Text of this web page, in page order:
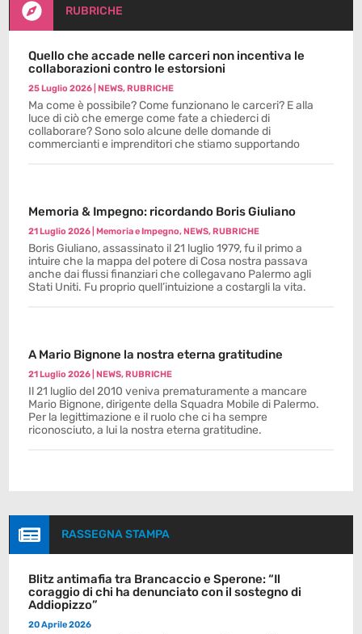
 RUBRICHE
Quello che accade nelle carceri non incentiva le
collaborazioni contro le estorsioni
25 Luglio 2026 NEWS, RUBRICHE
Ma come è possibile? Come funzionano le carceri? E alla
luce di ciò che emerge come fate a chiederci di
collaborare? Sono solo alcune delle domande di
commercianti e imprenditori che stiamo supportando
Memoria & Impegno: ricordando Boris Giuliano
21 Luglio 2026 Memoria e Impegno, NEWS, RUBRICHE
Boris Giuliano, assassinato il 21 luglio 1979, fu il primo a
intuire che la mappa del potere di Cosa nostra passava
anche dai flussi finanziari che collegavano Palermo agli
Stati Uniti. Fu proprio quell’intuizione a costargli la vita.
A Mario Bignone la nostra eterna gratitudine
21 Luglio 2026 NEWS, RUBRICHE
Il 21 luglio del 2010 veniva prematuramente a mancare
Mario Bignone, dirigente della Squadra Mobile di Palermo.
Per la legittimazione e il ruolo che ci ha sempre
riconosciuto, a lui la nostra eterna gratitudine.
 RASSEGNA STAMPA
Blitz antimafia tra Brancaccio e Sperone: “Il
coraggio di chi ha denunciato con il sostegno di
Addiopizzo”
20 Aprile 2026